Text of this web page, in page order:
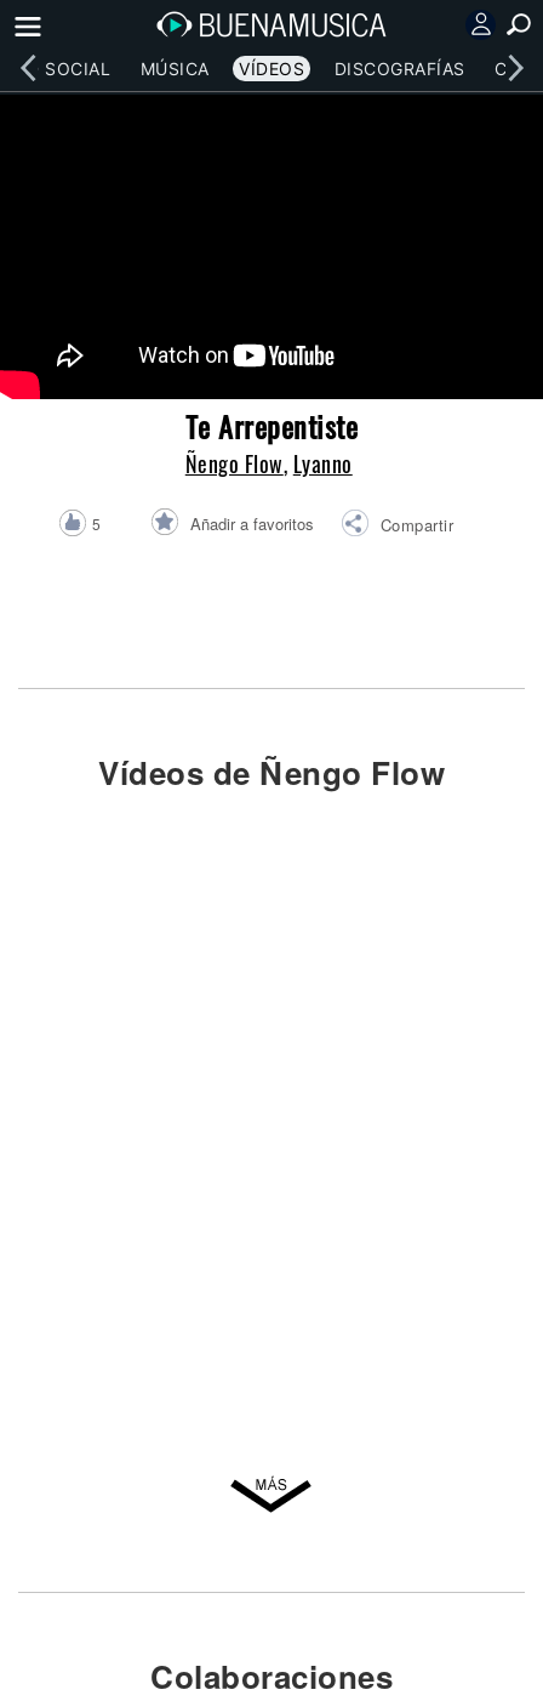
RED SOCIAL MÚSICA VÍDEOS DISCOGRAFÍAS
Te Arrepentiste
Ñengo Flow, Lyanno
5 Añadir a favoritos Compartir
Vídeos de Ñengo Flow
Colaboraciones